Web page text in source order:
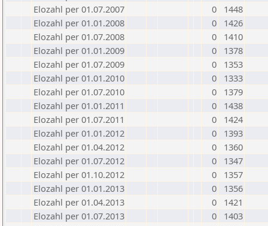
Elozahl per 01.07.2007
0
1448
Elozahl per 01.01.2008
0
1426
Elozahl per 01.07.2008
0
1410
Elozahl per 01.01.2009
0
1378
Elozahl per 01.07.2009
0
1353
Elozahl per 01.01.2010
0
1333
Elozahl per 01.07.2010
0
1379
Elozahl per 01.01.2011
0
1438
Elozahl per 01.07.2011
0
1424
Elozahl per 01.01.2012
0
1393
Elozahl per 01.04.2012
0
1360
Elozahl per 01.07.2012
0
1347
Elozahl per 01.10.2012
0
1357
Elozahl per 01.01.2013
0
1356
Elozahl per 01.04.2013
0
1421
Elozahl per 01.07.2013
0
1403